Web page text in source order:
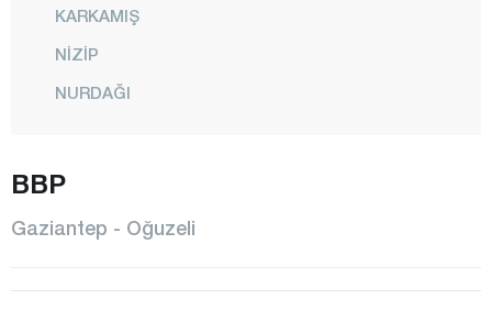
KARKAMIŞ
NİZİP
NURDAĞI
ŞAHİNBEY
ŞEHİTKAMİL
Giresun
BBP
Gaziantep - Oğuzeli